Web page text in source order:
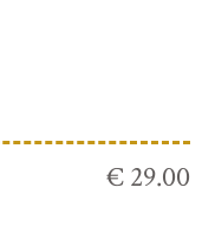
€ 29.00